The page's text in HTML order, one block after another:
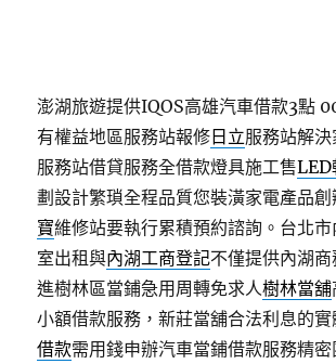
澎湖旅遊提供IQOS高雄汽車借款3點
有權益地區服務站報修 日立服務站解
服務站借貸服務全借款燈具施工售LED
劃設計繁瑣全程品質您裝潢家電產品
寶維修站要執行累積預約諮詢。台北
室出租與內湖工商登記不僅提供內湖
進樹林區當鋪急用周轉免求人樹林當舖
小額借款服務，新莊當舖合法利息的
借款需用錢申辦汽車當鋪借款服務精